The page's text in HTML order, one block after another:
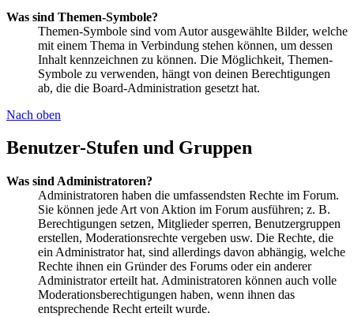
Was sind Themen-Symbole?
Themen-Symbole sind vom Autor ausgewählte Bilder, welche
mit einem Thema in Verbindung stehen können, um dessen
Inhalt kennzeichnen zu können. Die Möglichkeit, Themen-
Symbole zu verwenden, hängt von deinen Berechtigungen
ab, die die Board-Administration gesetzt hat.
Nach oben
Benutzer-Stufen und Gruppen
Was sind Administratoren?
Administratoren haben die umfassendsten Rechte im Forum.
Sie können jede Art von Aktion im Forum ausführen; z. B.
Berechtigungen setzen, Mitglieder sperren, Benutzergruppen
erstellen, Moderationsrechte vergeben usw. Die Rechte, die
ein Administrator hat, sind allerdings davon abhängig, welche
Rechte ihnen ein Gründer des Forums oder ein anderer
Administrator erteilt hat. Administratoren können auch volle
Moderationsberechtigungen haben, wenn ihnen das
entsprechende Recht erteilt wurde.